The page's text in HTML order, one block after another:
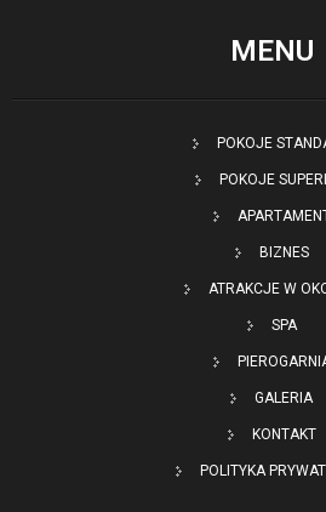
MENU
POKOJE
POKOJE
BIZNES
ATRAKCJE W
SPA
GALERIA
KONTAKT
POLITYKA